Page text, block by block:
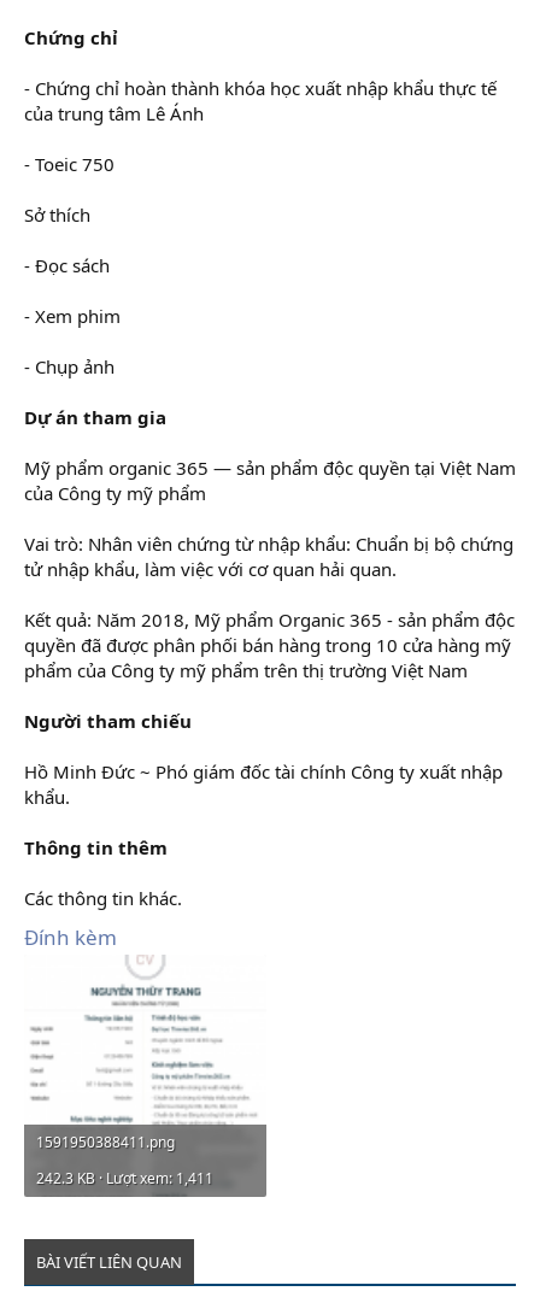
Chứng chỉ
- Chứng chỉ hoàn thành khóa học xuất nhập khẩu thực tế
của trung tâm Lê Ánh
- Toeic 750
Sở thích
- Đọc sách
- Xem phim
- Chụp ảnh
Dự án tham gia
Mỹ phẩm organic 365 — sản phẩm độc quyền tại Việt Nam
của Công ty mỹ phẩm
Vai trò: Nhân viên chứng từ nhập khẩu: Chuẩn bị bộ chứng
tử nhập khẩu, làm việc với cơ quan hải quan.
Kết quả: Năm 2018, Mỹ phẩm Organic 365 - sản phẩm độc
quyền đã được phân phối bán hàng trong 10 cửa hàng mỹ
phẩm của Công ty mỹ phẩm trên thị trường Việt Nam
Người tham chiếu
Hồ Minh Đức ~ Phó giám đốc tài chính Công ty xuất nhập
khẩu.
Thông tin thêm
Các thông tin khác.
Đính kèm
1591950388411.png
242.3 KB · Lượt xem: 1,411
BÀI VIẾT LIÊN QUAN